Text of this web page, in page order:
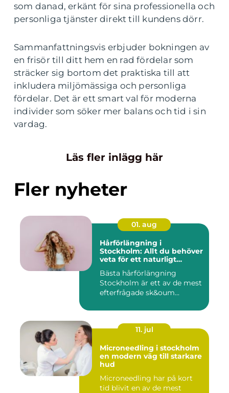
som danad, erkänt för sina professionella och
personliga tjänster direkt till kundens dörr.
Sammanfattningsvis erbjuder bokningen av
en frisör till ditt hem en rad fördelar som
sträcker sig bortom det praktiska till att
inkludera miljömässiga och personliga
fördelar. Det är ett smart val för moderna
individer som söker mer balans och tid i sin
vardag.
Läs fler inlägg här
Fler nyheter
01. aug
Hårförlängning i
Stockholm: Allt du behöver
veta för ett naturligt
Bästa hårförlängning
Stockholm är ett av de mest
efterfrågade sk&oum...
11. jul
Microneedling i stockholm
en modern väg till starkare
hud
Microneedling har på kort
tid blivit en av de mest